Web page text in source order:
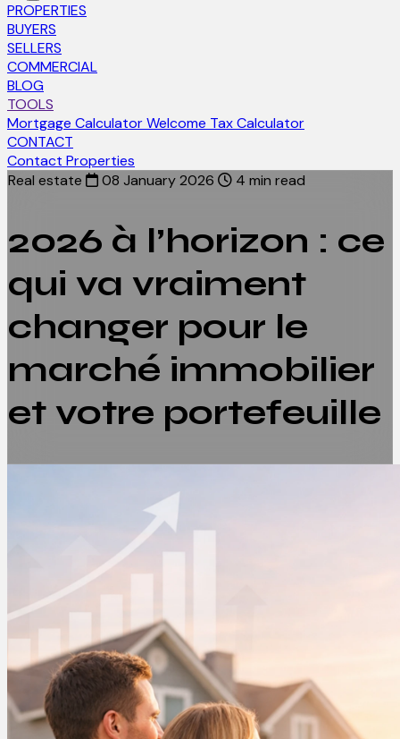
PROPERTIES
BUYERS
SELLERS
COMMERCIAL
BLOG
TOOLS
Mortgage CalculatorWelcome Tax Calculator
CONTACT
Contact Properties
Real estate
08 January 2026 4 min read
2026 à l’horizon : ce
qui va vraiment
changer pour le
marché immobilier
et votre portefeuille